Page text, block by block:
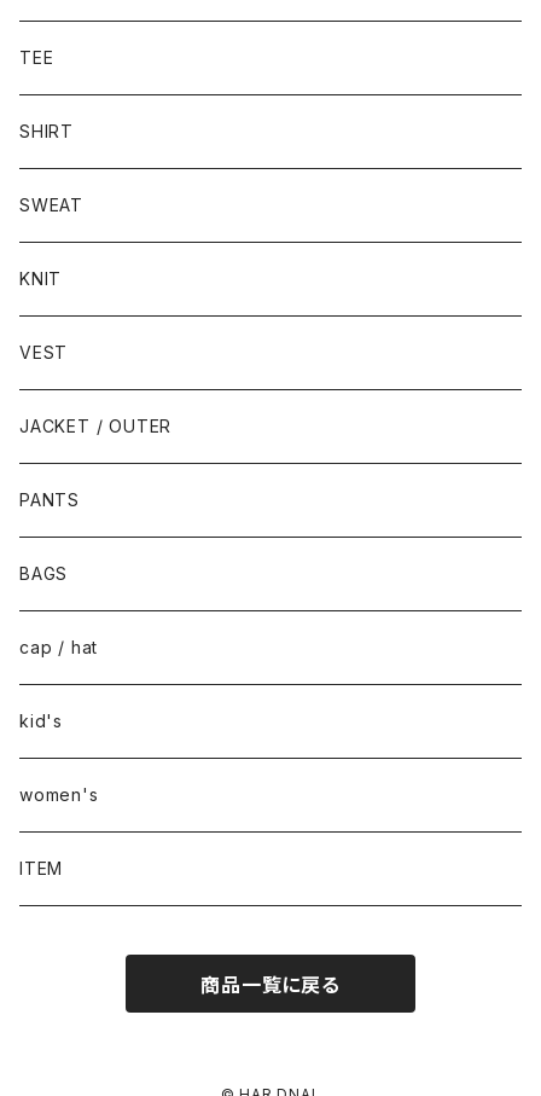
TEE
SHIRT
SWEAT
KNIT
VEST
JACKET / OUTER
PANTS
BAGS
cap / hat
kid's
women's
ITEM
商品一覧に戻る